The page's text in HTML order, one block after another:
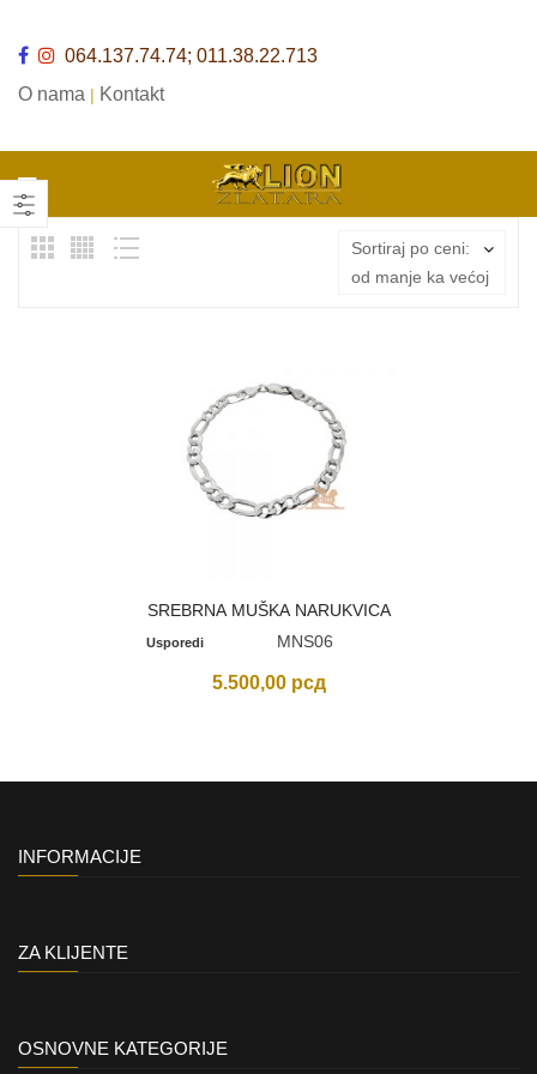
064.137.74.74; 011.38.22.713
O nama | Kontakt
Sortiraj po ceni:
od manje ka većoj
SREBRNA MUŠKA NARUKVICA
Usporedi MNS06
5.500,00 рсд
INFORMACIJE
ZA KLIJENTE
OSNOVNE KATEGORIJE